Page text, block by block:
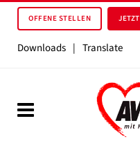
OFFENE STELLEN
Downloads | Translate